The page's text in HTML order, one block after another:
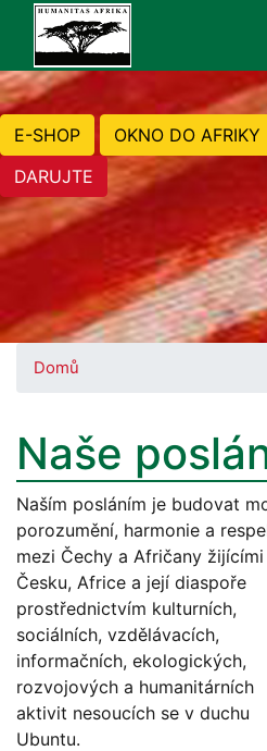
E-SHOP OKNO DO AFRIKY
DARUJTE
Domů
Naše
Naším posláním je budovat
porozumění, harmonie a
mezi Čechy a Afričany
Česku, Africe a její diaspoře
prostřednictvím kulturních,
sociálních, vzdělávacích,
informačních, ekologických,
rozvojových a humanitárních
aktivit nesoucích se v duchu
Ubuntu.